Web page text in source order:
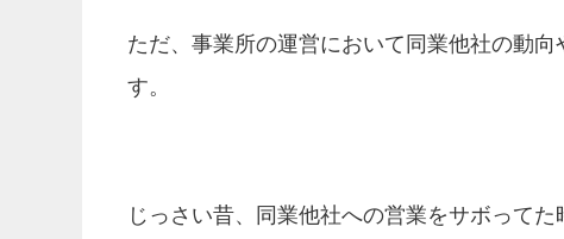
ただ、事業所の運営において同業他社の動
す。
じっさい昔、同業他社への営業をサボってた